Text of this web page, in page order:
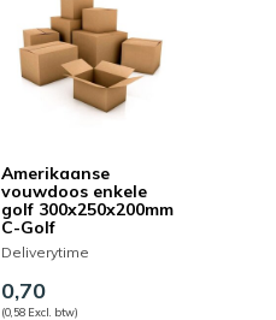
Amerikaanse
vouwdoos enkele
golf 300x250x200mm
C-Golf
Deliverytime
0,70
(0,58 Excl. btw)